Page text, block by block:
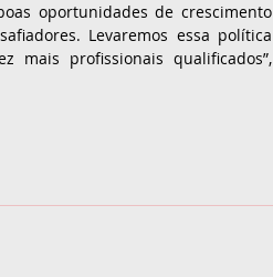
oportunidades de crescimento
Levaremos essa política
profissionais qualificados”,